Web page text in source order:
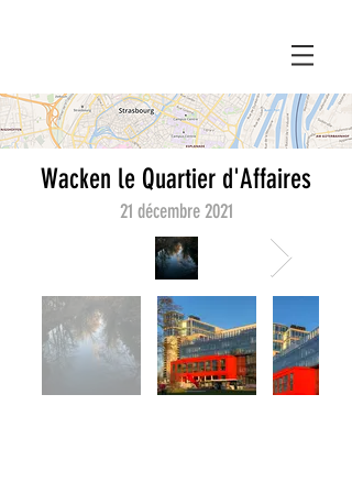
Wacken le Quartier d'Affaires
21 décembre 2021